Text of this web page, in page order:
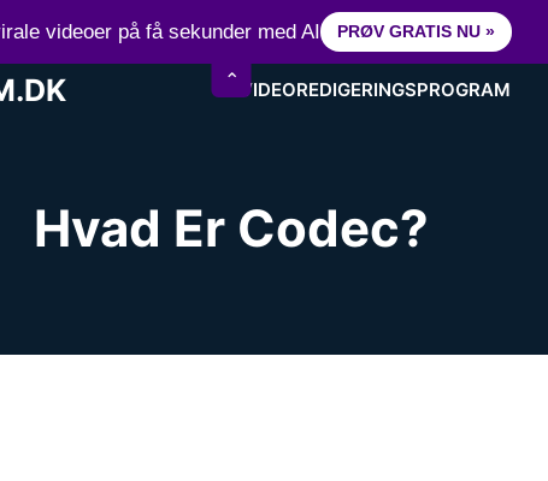
15+ år erfaring inden for videoredigering
VIDEOREDIGERINGSPROGRAM
Hvad Er Codec?
videoer på få sekunder med AI PRØV GRATIS NU »
⌃